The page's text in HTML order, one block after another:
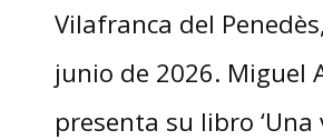
Vilafranca del
junio de 2026. Miguel
presenta su libro